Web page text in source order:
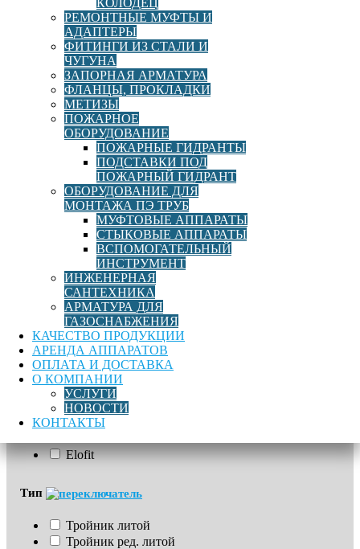
КОЛОДЕЦ
РЕМОНТНЫЕ МУФТЫ И
АДАПТЕРЫ
ФИТИНГИ ИЗ СТАЛИ И
ЧУГУНА
ЗАПОРНАЯ АРМАТУРА
ФЛАНЦЫ, ПРОКЛАДКИ
МЕТИЗЫ
ПОЖАРНОЕ
ОБОРУДОВАНИЕ
ПОЖАРНЫЕ ГИДРАНТЫ
ПОДСТАВКИ ПОД
ПОЖАРНЫЙ ГИДРАНТ
ОБОРУДОВАНИЕ ДЛЯ
МОНТАЖА ПЭ ТРУБ
МУФТОВЫЕ АППАРАТЫ
СТЫКОВЫЕ АППАРАТЫ
ВСПОМОГАТЕЛЬНЫЙ
ИНСТРУМЕНТ
ИНЖЕНЕРНАЯ
САНТЕХНИКА
АРМАТУРА ДЛЯ
ГАЗОСНАБЖЕНИЯ
КАЧЕСТВО ПРОДУКЦИИ
АРЕНДА АППАРАТОВ
ОПЛАТА И ДОСТАВКА
О КОМПАНИИ
УСЛУГИ
НОВОСТИ
КОНТАКТЫ
Тройник ред. ПЭ100 SDR11 d315х110х315 СПИГОТ
(Полипластик)
15 606,00руб В корзину
Фильтр
Закрыть фильтр
Италия Россия
РАСПРОДАЖА
Бренд
Elofit
Тип
Тройник литой
Тройник ред. литой